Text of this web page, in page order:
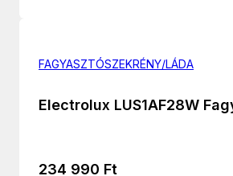
FAGYASZTÓSZEKRÉNY/LÁDA
Electrolux LUS1AF28W
234 990 Ft